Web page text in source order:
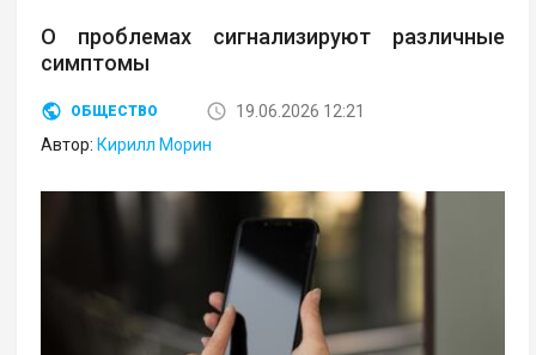
О проблемах сигнализируют различные
симптомы
ОБЩЕСТВО
19.06.2026 12:21
Автор: Кирилл Морин